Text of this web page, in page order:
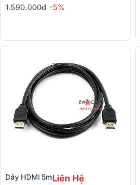
1.590.000đ -5%
Dây HDMI 5mLiên Hệ